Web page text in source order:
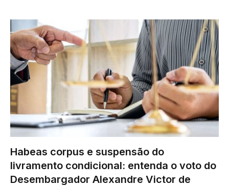
Habeas corpus e suspensão do
livramento condicional: entenda o voto do
Desembargador Alexandre Victor de